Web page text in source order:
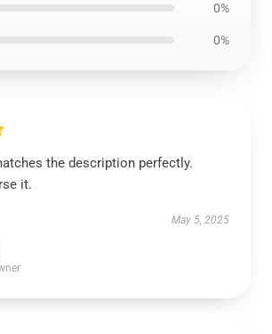
0%
0%
the description perfectly.
it.
May 5, 2025